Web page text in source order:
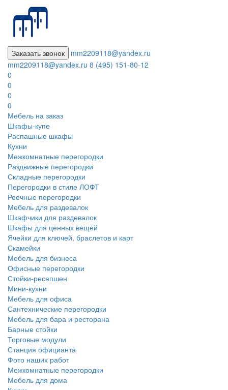
Заказать звонок
mm2209118@yandex.ru
mm2209118@yandex.ru 8 (495) 151-80-12
0
0
0
0
Мебель на заказ
Шкафы-купе
Распашные шкафы
Кухни
Межкомнатные перегородки
Раздвижные перегородки
Складные перегородки
Перегородки в стиле ЛОФТ
Реечные перегородки
Мебель для раздевалок
Шкафчики для раздевалок
Шкафы для ценных вещей
Ячейки для ключей, браслетов и карт
Скамейки
Мебель для бизнеса
Офисные перегородки
Стойки-ресепшен
Мини-кухни
Мебель для офиса
Сантехнические перегородки
Мебель для бара и ресторана
Барные стойки
Торговые модули
Станция официанта
Фото наших работ
Межкомнатные перегородки
Мебель для дома